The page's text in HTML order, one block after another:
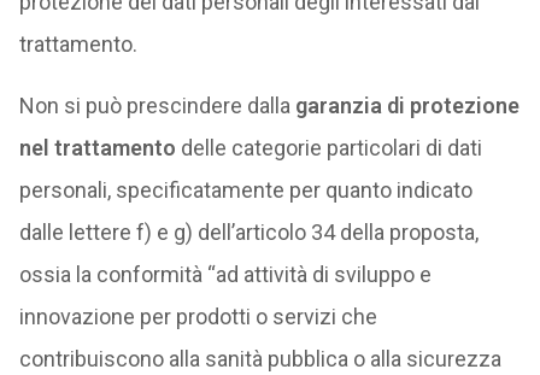
trattamento.
Non si può prescindere dalla garanzia di protezione
nel trattamento delle categorie particolari di dati
personali, specificatamente per quanto indicato
dalle lettere f) e g) dell’articolo 34 della proposta,
ossia la conformità “ad attività di sviluppo e
innovazione per prodotti o servizi che
contribuiscono alla sanità pubblica o alla sicurezza